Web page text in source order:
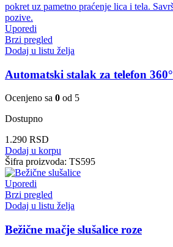
Uporedi
Brzi pregled
Dodaj u listu želja
Automatski stalak za telefon 360°
Ocenjeno sa 0 od 5
Dostupno
1.290 RSD
Dodaj u korpu
Šifra proizvoda: TS595
Uporedi
Brzi pregled
Dodaj u listu želja
Bežične mačje slušalice roze